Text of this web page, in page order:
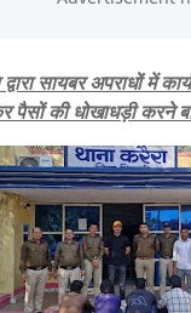
सायबर अपराधों में
पैसों की धोखाधड़ी करने